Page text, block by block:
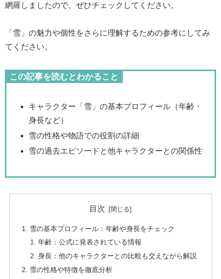
網羅しましたので、ぜひチェックしてください。
「雪」の魅力や個性をさらに理解するための参考にしてみ
てください。
この記事を読むとわかること
キャラクター「雪」の基本プロフィール（年齢・
身長など）
雪の性格や物語での役割の詳細
雪の過去エピソードと他キャラクターとの関係性
目次
雪の基本プロフィール：年齢や身長をチェック
年齢：公式に発表されている情報
身長：他のキャラクターとの比較も交えながら解説
雪の性格や特徴を徹底分析